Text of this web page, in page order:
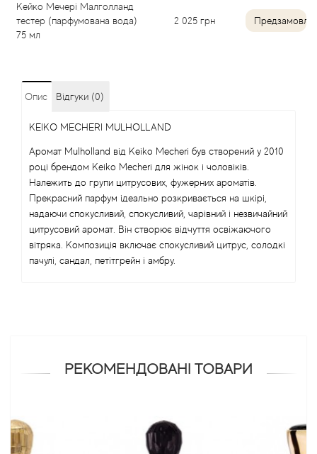
Кейко Мечері Малголланд
тестер (парфумована вода)
75 мл
2 025 грн
Опис Відгуки (0)
KEIKO MECHERI MULHOLLAND
Аромат Mulholland від Keiko Mecheri був створений у 2010
році брендом Keiko Mecheri для жінок і чоловіків.
Належить до групи цитрусових, фужерних ароматів.
Прекрасний парфум ідеально розкривається на шкірі,
надаючи спокусливий, спокусливий, чарівний і незвичайний
цитрусовий аромат. Він створює відчуття освіжаючого
вітряка. Композиція включає спокусливий цитрус, солодкі
пачулі, сандал, петітгрейн і амбру.
РЕКОМЕНДОВАНІ ТОВАРИ
American Crew
Andre L'Arom
Angel Schlesser
Anima Mundi
Anna Sui
Annayake
Antonia's Flowers
Antonio Puig